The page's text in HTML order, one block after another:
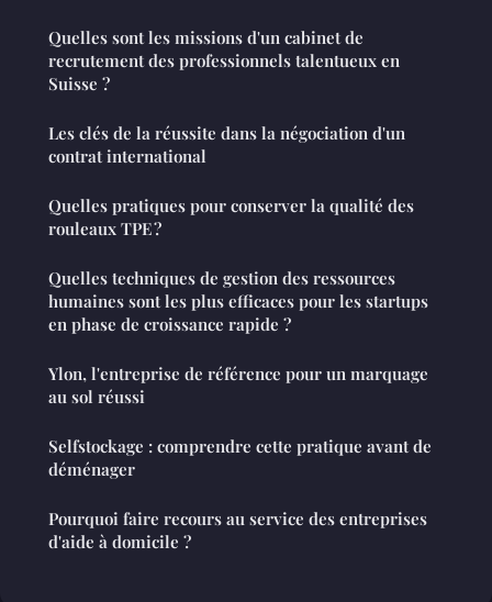
Quelles sont les missions d'un cabinet de
recrutement des professionnels talentueux en
Suisse ?
Les clés de la réussite dans la négociation d'un
contrat international
Quelles pratiques pour conserver la qualité des
rouleaux TPE ?
Quelles techniques de gestion des ressources
humaines sont les plus efficaces pour les startups
en phase de croissance rapide ?
Ylon, l'entreprise de référence pour un marquage
au sol réussi
Selfstockage : comprendre cette pratique avant de
déménager
Pourquoi faire recours au service des entreprises
d'aide à domicile ?